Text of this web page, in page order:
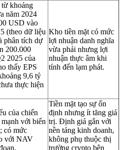
khoảng
năm 2024
USD vào
(theo dữ liệu
phân tích dự
200.000
2025 của
thấy EPS
9,6 tỷ
thực hiện
Kho tiền mặt có mức
lợi nhuận danh nghĩa
vừa phải nhưng lợi
nhuận thực âm khi
tính đến lạm phát.
của chiến
với biến
có mức
với NAV
Tiền mặt tạo sự ổn
định nhưng ít tăng giá
trị. Định giá gắn với
nền tảng kinh doanh,
không phụ thuộc thị
trường crypto bên